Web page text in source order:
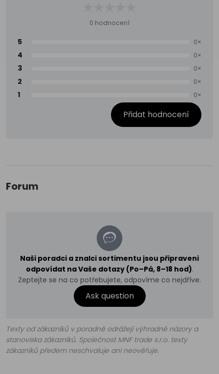
0 hodnocení
5 0×
4 0×
3 0×
2 0×
1 0×
Přidat hodnocení
Forum
Naši poradci a znalci sortimentu jsou připraveni
odpovídat na Vaše dotazy (Po–Pá, 8–18 hod).
Zeptejte se na co potřebujete, odpovíme co nejdříve.
Ask question
Texty od zákazníků v poradně odrážejí výhradně názory a
stanoviska zákazníků. Společnost MNF trade s.r.o. texty
zákazníků předem neschvaluje ani neověřuje.